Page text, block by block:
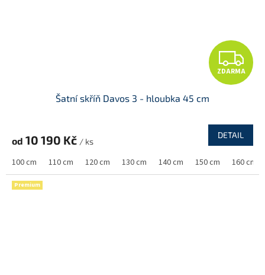
Z
D
R
M
A
ZDARMA
Šatní skříň Davos 3 - hloubka 45 cm
od 10 190 Kč / ks
DETAIL
100 cm 110 cm 120 cm 130 cm 140 cm 150 cm 160 cm
Premium